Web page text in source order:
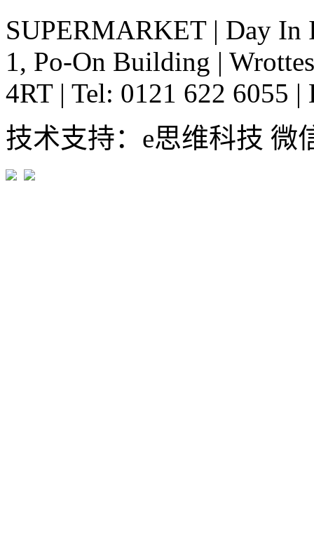
SUPERMARKET | Day In
1, Po-On Building |
4RT | Tel: 0121 622 6055 |
技术支持：e思维科技 微